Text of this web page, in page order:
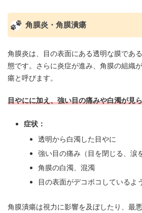
角膜炎・角膜潰瘍
角膜炎は、目の表面にある透明な膜であ
態です。さらに炎症が進み、角膜の組織
瘍と呼びます。
目やにに加え、強い目の痛みや白濁が見
症状：
透明から白濁した目やに
強い目の痛み（目を閉じる、涙
角膜の白濁、混濁
目の表面がデコボコしているよ
角膜潰瘍は視力に影響を及ぼしたり、最